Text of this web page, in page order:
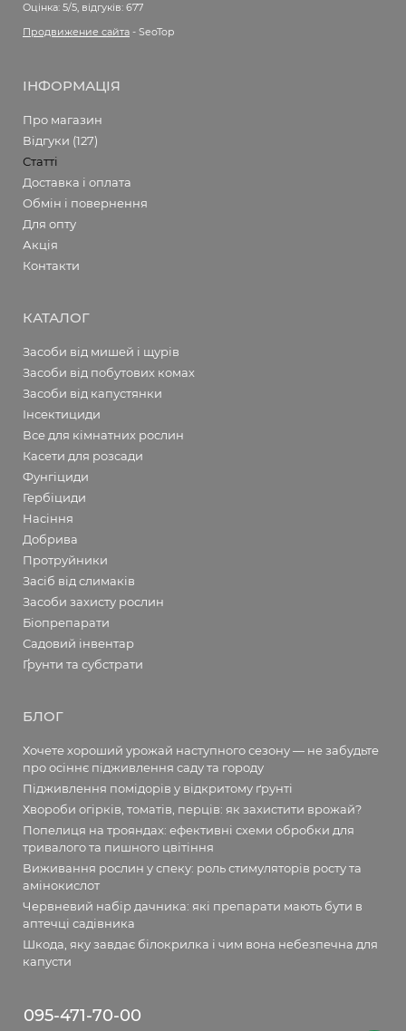
Оцінка: 5/5, відгуків: 677
Продвижение сайта - SeoTop
ІНФОРМАЦІЯ
Про магазин
Відгуки (127)
Статті
Доставка і оплата
Обмін і повернення
Для опту
Акція
Контакти
КАТАЛОГ
Засоби від мишей і щурів
Засоби від побутових комах
Засоби від капустянки
Інсектициди
Все для кімнатних рослин
Касети для розсади
Фунгіциди
Гербіциди
Насіння
Добрива
Протруйники
Засіб від слимаків
Засоби захисту рослин
Біопрепарати
Садовий інвентар
Ґрунти та субстрати
БЛОГ
Хочете хороший урожай наступного сезону — не забудьте
про осіннє підживлення саду та городу
Підживлення помідорів у відкритому ґрунті
Хвороби огірків, томатів, перців: як захистити врожай?
Попелиця на трояндах: ефективні схеми обробки для
тривалого та пишного цвітіння
Виживання рослин у спеку: роль стимуляторів росту та
амінокислот
Червневий набір дачника: які препарати мають бути в
аптечці садівника
Шкода, яку завдає білокрилка і чим вона небезпечна для
капусти
095-471-70-00